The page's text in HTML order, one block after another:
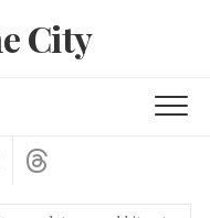
City